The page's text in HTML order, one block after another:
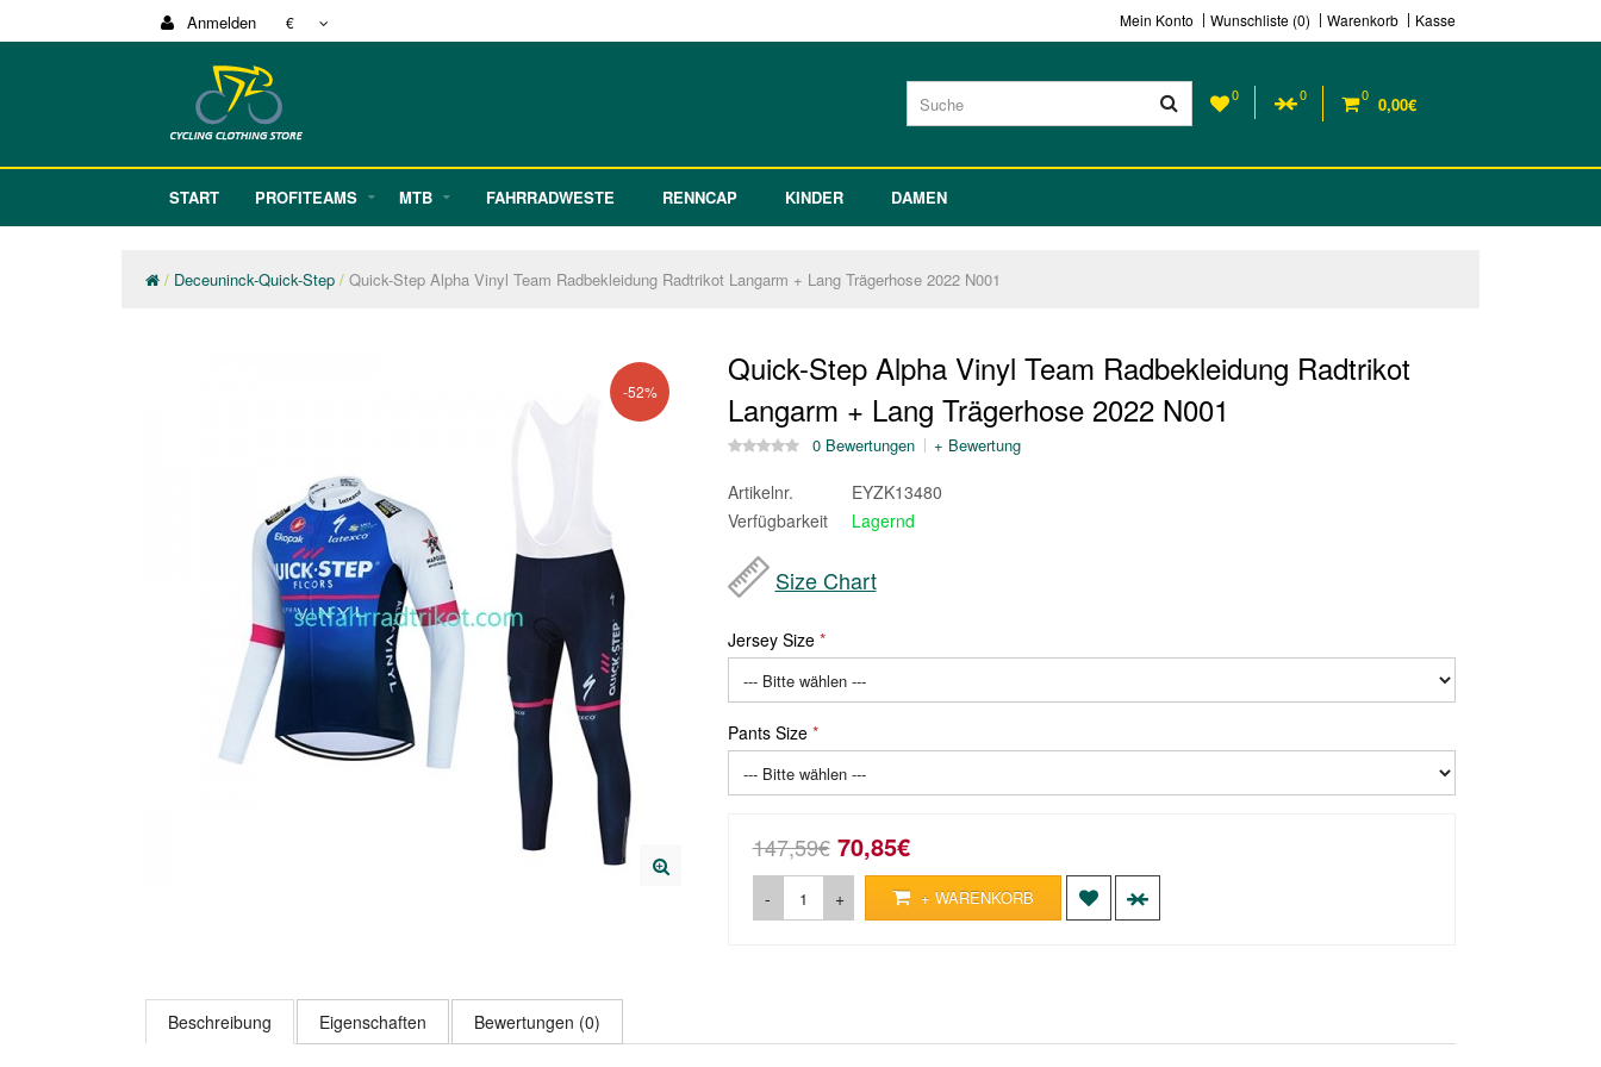
Anmelden € Mein Konto Wunschliste (0) Warenkorb Kasse
0 0 0 0,00€
START PROFITEAMS MTB FAHRRADWESTE RENNCAP KINDER DAMEN
Deceuninck-Quick-Step Quick-Step Alpha Vinyl Team Radbekleidung Radtrikot Langarm + Lang Trägerhose 2022 N001
-52%
Quick-Step Alpha Vinyl Team Radbekleidung Radtrikot
Langarm + Lang Trägerhose 2022 N001
0 Bewertungen + Bewertung
Artikelnr.
EYZK13480
Verfügbarkeit
Lagernd
Size Chart
Jersey Size
Pants Size
147,59€ 70,85€
- + + WARENKORB
Beschreibung Eigenschaften Bewertungen (0)